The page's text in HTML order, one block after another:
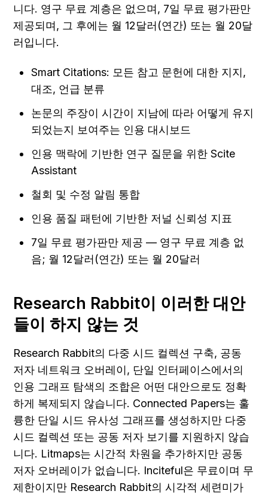
니다. 영구 무료 계층은 없으며, 7일 무료 평가판만
제공되며, 그 후에는 월 12달러(연간) 또는 월 20달
러입니다.
Smart Citations: 모든 참고 문헌에 대한 지지,
대조, 언급 분류
논문의 주장이 시간이 지남에 따라 어떻게 유지
되었는지 보여주는 인용 대시보드
인용 맥락에 기반한 연구 질문을 위한 Scite
Assistant
철회 및 수정 알림 통합
인용 품질 패턴에 기반한 저널 신뢰성 지표
7일 무료 평가판만 제공 — 영구 무료 계층 없
음; 월 12달러(연간) 또는 월 20달러
Research Rabbit이 이러한 대안
들이 하지 않는 것
Research Rabbit의 다중 시드 컬렉션 구축, 공동
저자 네트워크 오버레이, 단일 인터페이스에서의
인용 그래프 탐색의 조합은 어떤 대안으로도 정확
하게 복제되지 않습니다. Connected Papers는 훌
륭한 단일 시드 유사성 그래프를 생성하지만 다중
시드 컬렉션 또는 공동 저자 보기를 지원하지 않습
니다. Litmaps는 시간적 차원을 추가하지만 공동
저자 오버레이가 없습니다. Inciteful은 무료이며 무
제한이지만 Research Rabbit의 시각적 세련미가